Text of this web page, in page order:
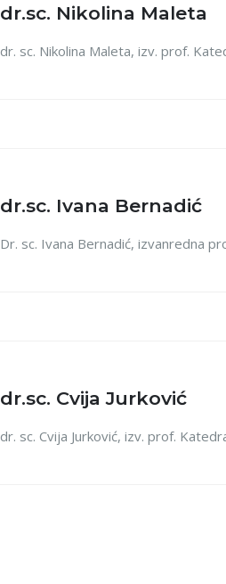
dr.sc. Nikolina Maleta
dr. sc. Nikolina Maleta, izv. prof.
dr.sc. Ivana Bernadić
Dr. sc. Ivana Bernadić, izvanredna
dr.sc. Cvija Jurković
dr. sc. Cvija Jurković, izv. prof.